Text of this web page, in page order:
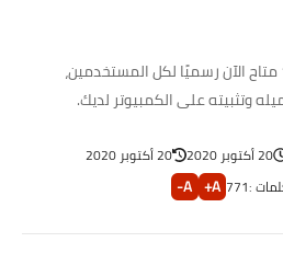
تحديث اكتوبر 2020 لويندوز 10 متاح الآن رسميًا لكل المستخدمين،
وتثبيته على الكمبيوتر لديك.
20 أكتوبر 2020
20 أكتوبر 2020
:
771
A+
A-